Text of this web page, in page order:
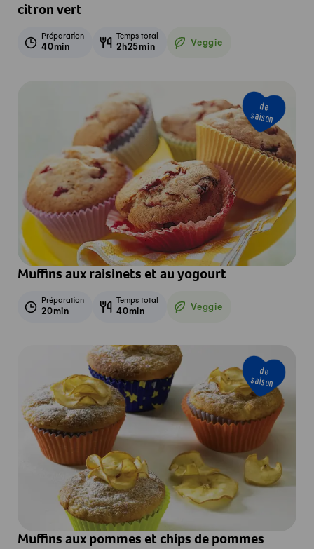
citron vert
Préparation
40min
Temps total
2h25min Veggie
Veggie
de
saison
Muffins aux raisinets et au yogourt
Préparation
20min
Temps total
40min Veggie
Veggie
de
saison
Muffins aux pommes et chips de pommes